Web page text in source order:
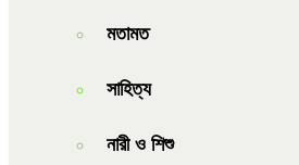
মতামত
সাহিত্য
নারী ও শিশু